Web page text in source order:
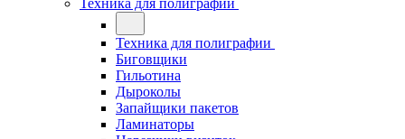
Техника для полиграфии
Техника для полиграфии
Биговщики
Гильотина
Дыроколы
Запайщики пакетов
Ламинаторы